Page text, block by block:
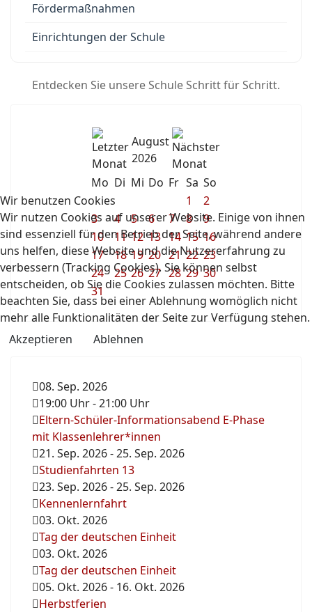
Fördermaßnahmen
Einrichtungen der Schule
Entdecken Sie unsere Schule Schritt für Schritt.
August
2026
Mo Di Mi Do Fr Sa So
1
2
3
4 5 6 7 8
9
10
11 12 13 14 15 16
17
18 19 20 21 22 23
24
25 26 27 28 29 30
31
08. Sep. 2026
19:00 Uhr-21:00 Uhr
Eltern-Schüler-Informationsabend E-Phase
mit Klassenlehrer*innen
21. Sep. 2026-25. Sep. 2026
Studienfahrten 13
23. Sep. 2026-25. Sep. 2026
Kennenlernfahrt
03. Okt. 2026
Tag der deutschen Einheit
03. Okt. 2026
Tag der deutschen Einheit
05. Okt. 2026- 16. Okt. 2026
Herbstferien
Wir benutzen Cookies
Wir nutzen Cookies auf unserer Website. Einige von ihnen
sind essenziell für den Betrieb der Seite, während andere
uns helfen, diese Website und die Nutzererfahrung zu
verbessern (Tracking Cookies). Sie können selbst
entscheiden, ob Sie die Cookies zulassen möchten. Bitte
beachten Sie, dass bei einer Ablehnung womöglich nicht
mehr alle Funktionalitäten der Seite zur Verfügung stehen.
Akzeptieren
Ablehnen